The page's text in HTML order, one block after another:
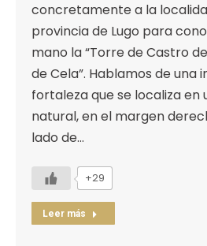
concretamente a la
provincia de Lugo para
mano la “Torre de Castro
de Cela”. Hablamos de una
fortaleza que se localiza en
natural, en el margen
lado de…
+29
Leer más